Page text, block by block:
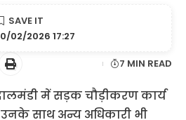
02/2026 17:27
7 MIN READ